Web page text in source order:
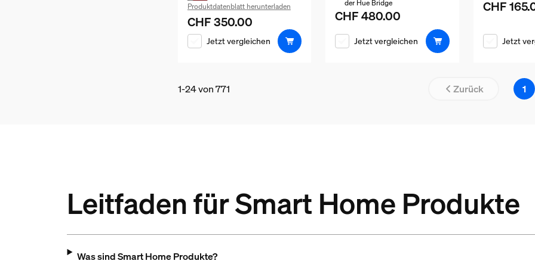
Produktdatenblatt herunterladen
Aktueller Preis ist CHF 350.00
CHF 350.00
Jetzt vergleichen
der Hue Bridge
Aktueller Preis ist CHF 480.00
CHF 480.00
Jetzt vergleichen
Aktueller
CHF
Jetzt
1-24 von 771 Zurück 1
Leitfaden für Smart Home Produkte
Was sind Smart Home Produkte?